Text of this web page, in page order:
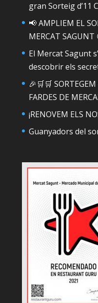
gran Sorteig d’11
📢 AMPLIEM EL
MERCAT SAGUNT
El Mercat Sagunt
descobrir els
🎉🛒🛒
FARDES DE
¡RENOVEM ELS
Guanyadors del